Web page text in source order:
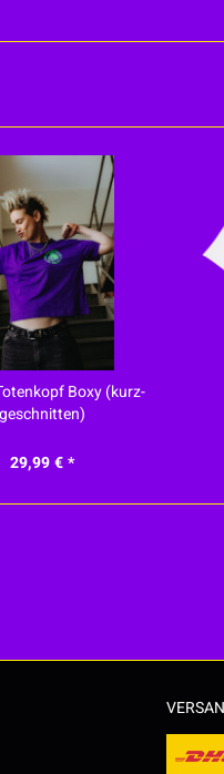
Boxy (kurz-
geschnitten)
29,99 € *